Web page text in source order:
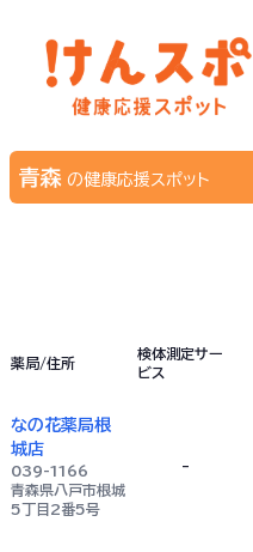
青森 の健康応援スポット
薬局/住所
検体測定サー
ビス
なの花薬局根
城店
039-1166
青森県八戸市根城
5丁目2番5号
-